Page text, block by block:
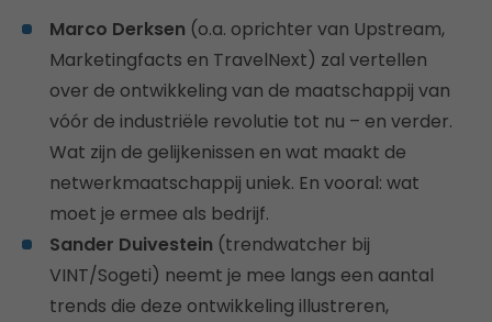
Marco Derksen (o.a. oprichter van Upstream,
Marketingfacts en TravelNext) zal vertellen
over de ontwikkeling van de maatschappij van
vóór de industriële revolutie tot nu – en verder.
Wat zijn de gelijkenissen en wat maakt de
netwerkmaatschappij uniek. En vooral: wat
moet je ermee als bedrijf.
Sander Duivestein (trendwatcher bij
VINT/Sogeti) neemt je mee langs een aantal
trends die deze ontwikkeling illustreren,